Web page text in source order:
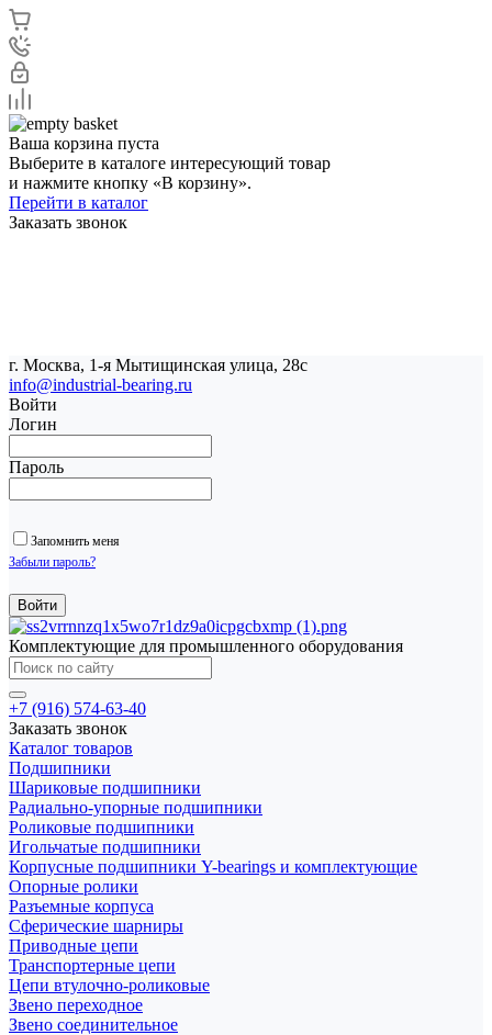
Ваша корзина пуста
Выберите в каталоге интересующий товар
и нажмите кнопку «В корзину».
Перейти в каталог
Заказать звонок
г. Москва, 1-я Мытищинская улица, 28с
info@industrial-bearing.ru
Войти
Логин
Пароль
Запомнить меня
Забыли пароль?
Комплектующие для промышленного оборудования
+7 (916) 574-63-40
Заказать звонок
Каталог товаров
Подшипники
Шариковые подшипники
Радиально-упорные подшипники
Роликовые подшипники
Игольчатые подшипники
Корпусные подшипники Y-bearings и комплектующие
Опорные ролики
Разъемные корпуса
Сферические шарниры
Приводные цепи
Транспортерные цепи
Цепи втулочно-роликовые
Звено переходное
Звено соединительное